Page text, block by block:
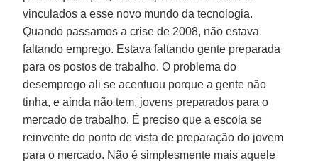
vinculados a esse novo mundo da tecnologia.
Quando passamos a crise de 2008, não estava
faltando emprego. Estava faltando gente preparada
para os postos de trabalho. O problema do
desemprego ali se acentuou porque a gente não
tinha, e ainda não tem, jovens preparados para o
mercado de trabalho. É preciso que a escola se
reinvente do ponto de vista de preparação do jovem
para o mercado. Não é simplesmente mais aquele